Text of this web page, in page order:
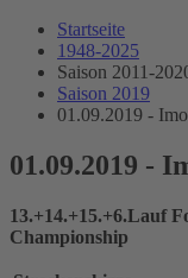
Startseite
1948-2025
Saison 2011-
Saison 2019
01.09.2019 -
01.09.2019 -
13.+14.+15.+6.Lauf
Championship